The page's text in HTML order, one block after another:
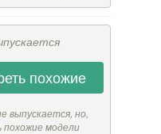
похожие
выпускается, но,
похожие модели